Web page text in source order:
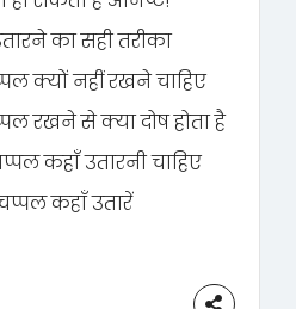
का सही तरीका
क्यों नहीं रखने चाहिए
रखने से क्या दोष होता है
कहाँ उतारनी चाहिए
कहाँ उतारें